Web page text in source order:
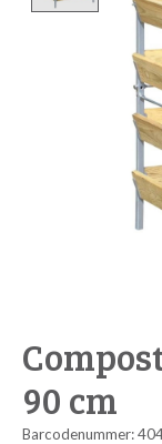
90 cm
Barcodenummer: